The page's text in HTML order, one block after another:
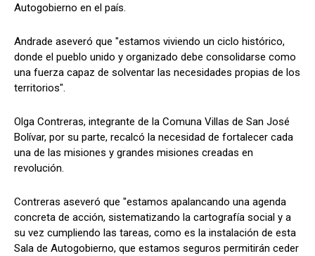
Autogobierno en el país.
Andrade aseveró que "estamos viviendo un ciclo histórico,
donde el pueblo unido y organizado debe consolidarse como
una fuerza capaz de solventar las necesidades propias de los
territorios".
Olga Contreras, integrante de la Comuna Villas de San José
Bolívar, por su parte, recalcó la necesidad de fortalecer cada
una de las misiones y grandes misiones creadas en
revolución.
Contreras aseveró que "estamos apalancando una agenda
concreta de acción, sistematizando la cartografía social y a
su vez cumpliendo las tareas, como es la instalación de esta
Sala de Autogobierno, que estamos seguros permitirán ceder